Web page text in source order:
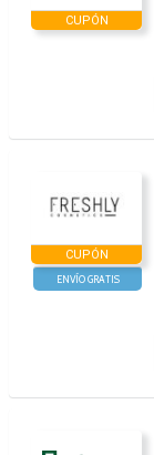
CUPÓN
CUPÓN
ENVÍO GRATIS